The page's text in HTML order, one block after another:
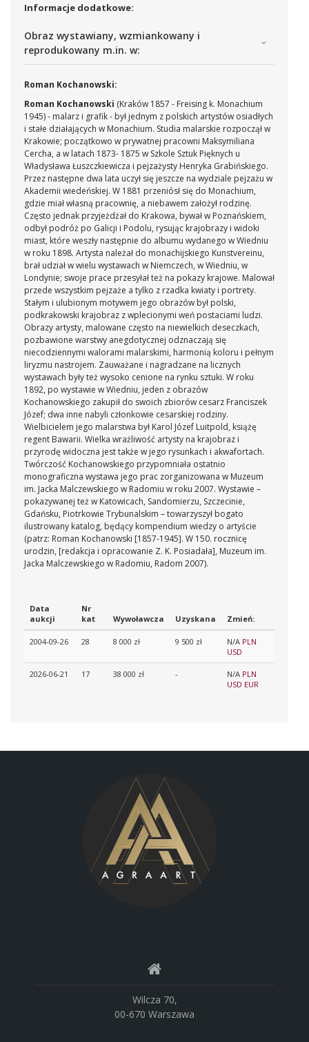
Informacje dodatkowe:
Obraz wystawiany, wzmiankowany i
reprodukowany m.in. w:
Roman Kochanowski:
Roman Kochanowski (Kraków 1857 - Freising k. Monachium
1945) - malarz i grafik - był jednym z polskich artystów osiadłych
i stałe działających w Monachium. Studia malarskie rozpoczął w
Krakowie; początkowo w prywatnej pracowni Maksymiliana
Cercha, a w latach 1873- 1875 w Szkole Sztuk Pięknych u
Władysława Łuszczkiewicza i pejzażysty Henryka Grabińskiego.
Przez następne dwa lata uczył się jeszcze na wydziale pejzażu w
Akademii wiedeńskiej. W 1881 przeniósł się do Monachium,
gdzie miał własną pracownię, a niebawem założył rodzinę.
Często jednak przyjeżdżał do Krakowa, bywał w Poznańskiem,
odbył podróż po Galicji i Podolu, rysując krajobrazy i widoki
miast, które weszły następnie do albumu wydanego w Wiedniu
w roku 1898. Artysta należał do monachijskiego Kunstvereinu,
brał udział w wielu wystawach w Niemczech, w Wiedniu, w
Londynie; swoje prace przesyłał też na pokazy krajowe. Malował
przede wszystkim pejzaże a tylko z rzadka kwiaty i portrety.
Stałym i ulubionym motywem jego obrazów był polski,
podkrakowski krajobraz z wplecionymi weń postaciami ludzi.
Obrazy artysty, malowane często na niewielkich deseczkach,
pozbawione warstwy anegdotycznej odznaczają się
niecodziennymi walorami malarskimi, harmonią koloru i pełnym
liryzmu nastrojem. Zauważane i nagradzane na licznych
wystawach były też wysoko cenione na rynku sztuki. W roku
1892, po wystawie w Wiedniu, jeden z obrazów
Kochanowskiego zakupił do swoich zbiorów cesarz Franciszek
Józef; dwa inne nabyli członkowie cesarskiej rodziny.
Wielbicielem jego malarstwa był Karol Józef Luitpold, książę
regent Bawarii. Wielka wrażliwość artysty na krajobraz i
przyrodę widoczna jest także w jego rysunkach i akwafortach.
Twórczość Kochanowskiego przypomniała ostatnio
monograficzna wystawa jego prac zorganizowana w Muzeum
im. Jacka Malczewskiego w Radomiu w roku 2007. Wystawie –
pokazywanej też w Katowicach, Sandomierzu, Szczecinie,
Gdańsku, Piotrkowie Trybunalskim – towarzyszył bogato
ilustrowany katalog, będący kompendium wiedzy o artyście
(patrz: Roman Kochanowski [1857-1945]. W 150. rocznicę
urodzin, [redakcja i opracowanie Z. K. Posiadała], Muzeum im.
Jacka Malczewskiego w Radomiu, Radom 2007).
Data
aukcji
Nr
kat
Wywoławcza Uzyskana Zmień:
2004-09-26 28 8 000 zł 9 500 zł N/A PLN
USD
2026-06-21 17 38 000 zł - N/A PLN
USD EUR
Wilcza 70,
00-670 Warszawa